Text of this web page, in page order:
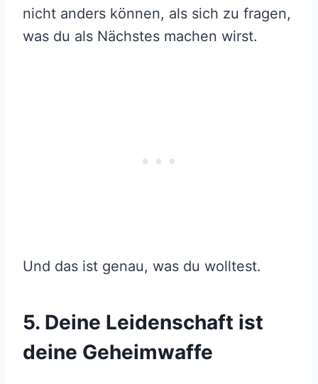
nicht anders können, als sich zu fragen,
was du als Nächstes machen wirst.
Und das ist genau, was du wolltest.
5. Deine Leidenschaft ist
deine Geheimwaffe